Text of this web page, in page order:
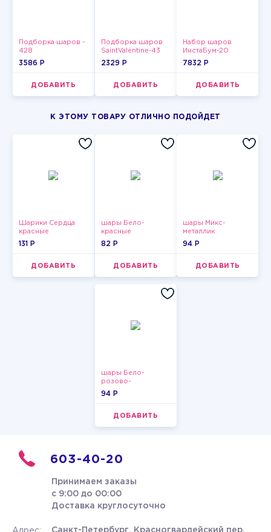
Подборка шаров -
428
3586 P
ДОБАВИТЬ
Подборка шаров
SaintValentine-43
2329 P
ДОБАВИТЬ
Набор шаров
ИнстаБум-20
7832 P
ДОБАВИТЬ
К ЭТОМУ ТОВАРУ ОТЛИЧНО ПОДОЙДЕТ
Шарики Сердца
красные
131 P
ДОБАВИТЬ
шары Бело-
красные
пастельные
82 P
ДОБАВИТЬ
шары Микс-
металлик
94 P
ДОБАВИТЬ
шары Бело-
розово-
фиолетово-
94 P
ДОБАВИТЬ
603-40-20
Принимаем заказы
с 9:00 до 00:00
Доставка круглосуточно
Санкт-Петербург, Красногвардейский пер.